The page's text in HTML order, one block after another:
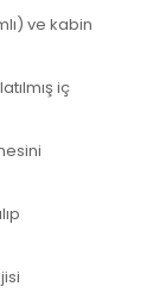
ve kabin
iç